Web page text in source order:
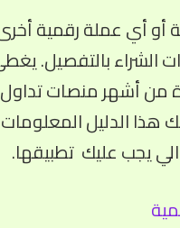
أو أي عملة رقمية
بالتفصيل.
أشهر منصات تداول
هذا الدليل
يجب عليك تطبيقها.